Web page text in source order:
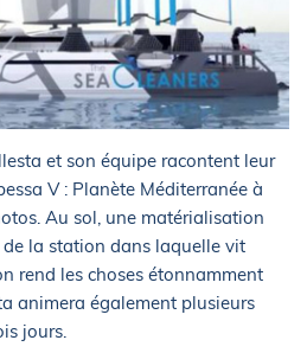
et son équipe racontent leur
V : Planète Méditerranée à
Au sol, une matérialisation
la station dans laquelle vit
rend les choses étonnamment
animera également plusieurs
jours.